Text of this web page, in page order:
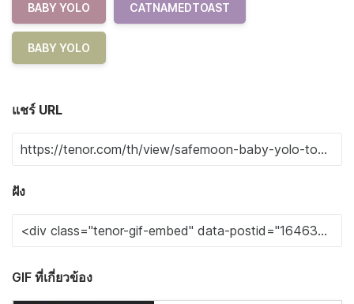
BABY YOLO CATNAMEDTOAST
BABY YOLO
แชร์ URL
ฝัง
GIF ที่เกี่ยวข้อง